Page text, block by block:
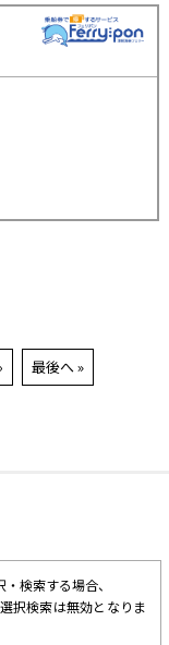
最後へ »
検索する場合、
択検索は無効となりま